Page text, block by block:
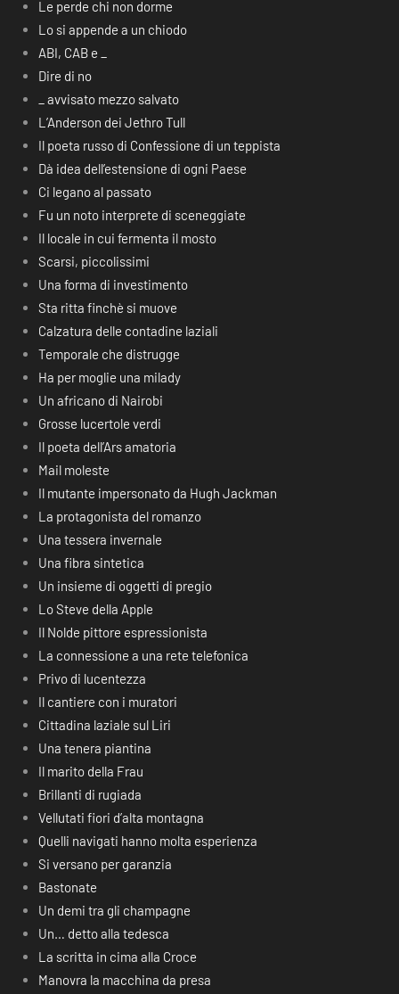
Le perde chi non dorme
Lo si appende a un chiodo
ABI, CAB e _
Dire di no
_ avvisato mezzo salvato
L’Anderson dei Jethro Tull
Il poeta russo di Confessione di un teppista
Dà idea dell’estensione di ogni Paese
Ci legano al passato
Fu un noto interprete di sceneggiate
Il locale in cui fermenta il mosto
Scarsi, piccolissimi
Una forma di investimento
Sta ritta finchè si muove
Calzatura delle contadine laziali
Temporale che distrugge
Ha per moglie una milady
Un africano di Nairobi
Grosse lucertole verdi
Il poeta dell’Ars amatoria
Mail moleste
Il mutante impersonato da Hugh Jackman
La protagonista del romanzo
Una tessera invernale
Una fibra sintetica
Un insieme di oggetti di pregio
Lo Steve della Apple
Il Nolde pittore espressionista
La connessione a una rete telefonica
Privo di lucentezza
Il cantiere con i muratori
Cittadina laziale sul Liri
Una tenera piantina
Il marito della Frau
Brillanti di rugiada
Vellutati fiori d’alta montagna
Quelli navigati hanno molta esperienza
Si versano per garanzia
Bastonate
Un demi tra gli champagne
Un… detto alla tedesca
La scritta in cima alla Croce
Manovra la macchina da presa